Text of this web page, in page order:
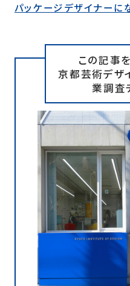
パッケージデザイナーに
この記事
京都芸術デ
業調査